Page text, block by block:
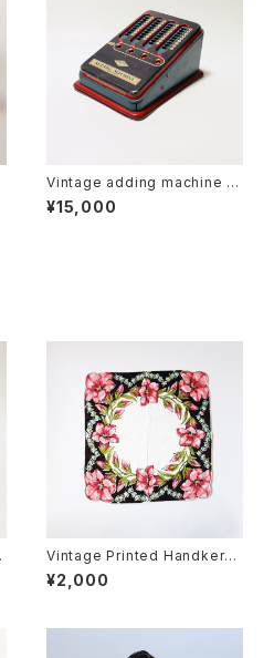
Vintage adding machine ・
ヴィンテージ ブリキ 加算機 U.
S.A
¥15,000
Vintage Printed Handkerch
ief 009・ヴィンテージ プリント
ハンカチ 009 U.S.A
¥2,000